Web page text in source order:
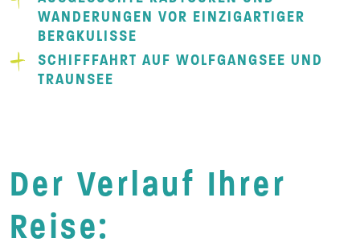
WANDERUNGEN VOR EINZIGARTIGER
BERGKULISSE
SCHIFFFAHRT AUF WOLFGANGSEE UND
TRAUNSEE
Der Verlauf Ihrer
Reise: